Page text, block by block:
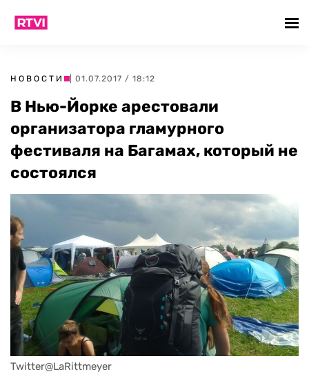
НОВОСТИ | 01.07.2017 / 18:12
В Нью-Йорке арестовали
организатора гламурного
фестиваля на Багамах, который не
состоялся
Twitter@LaRittmeyer